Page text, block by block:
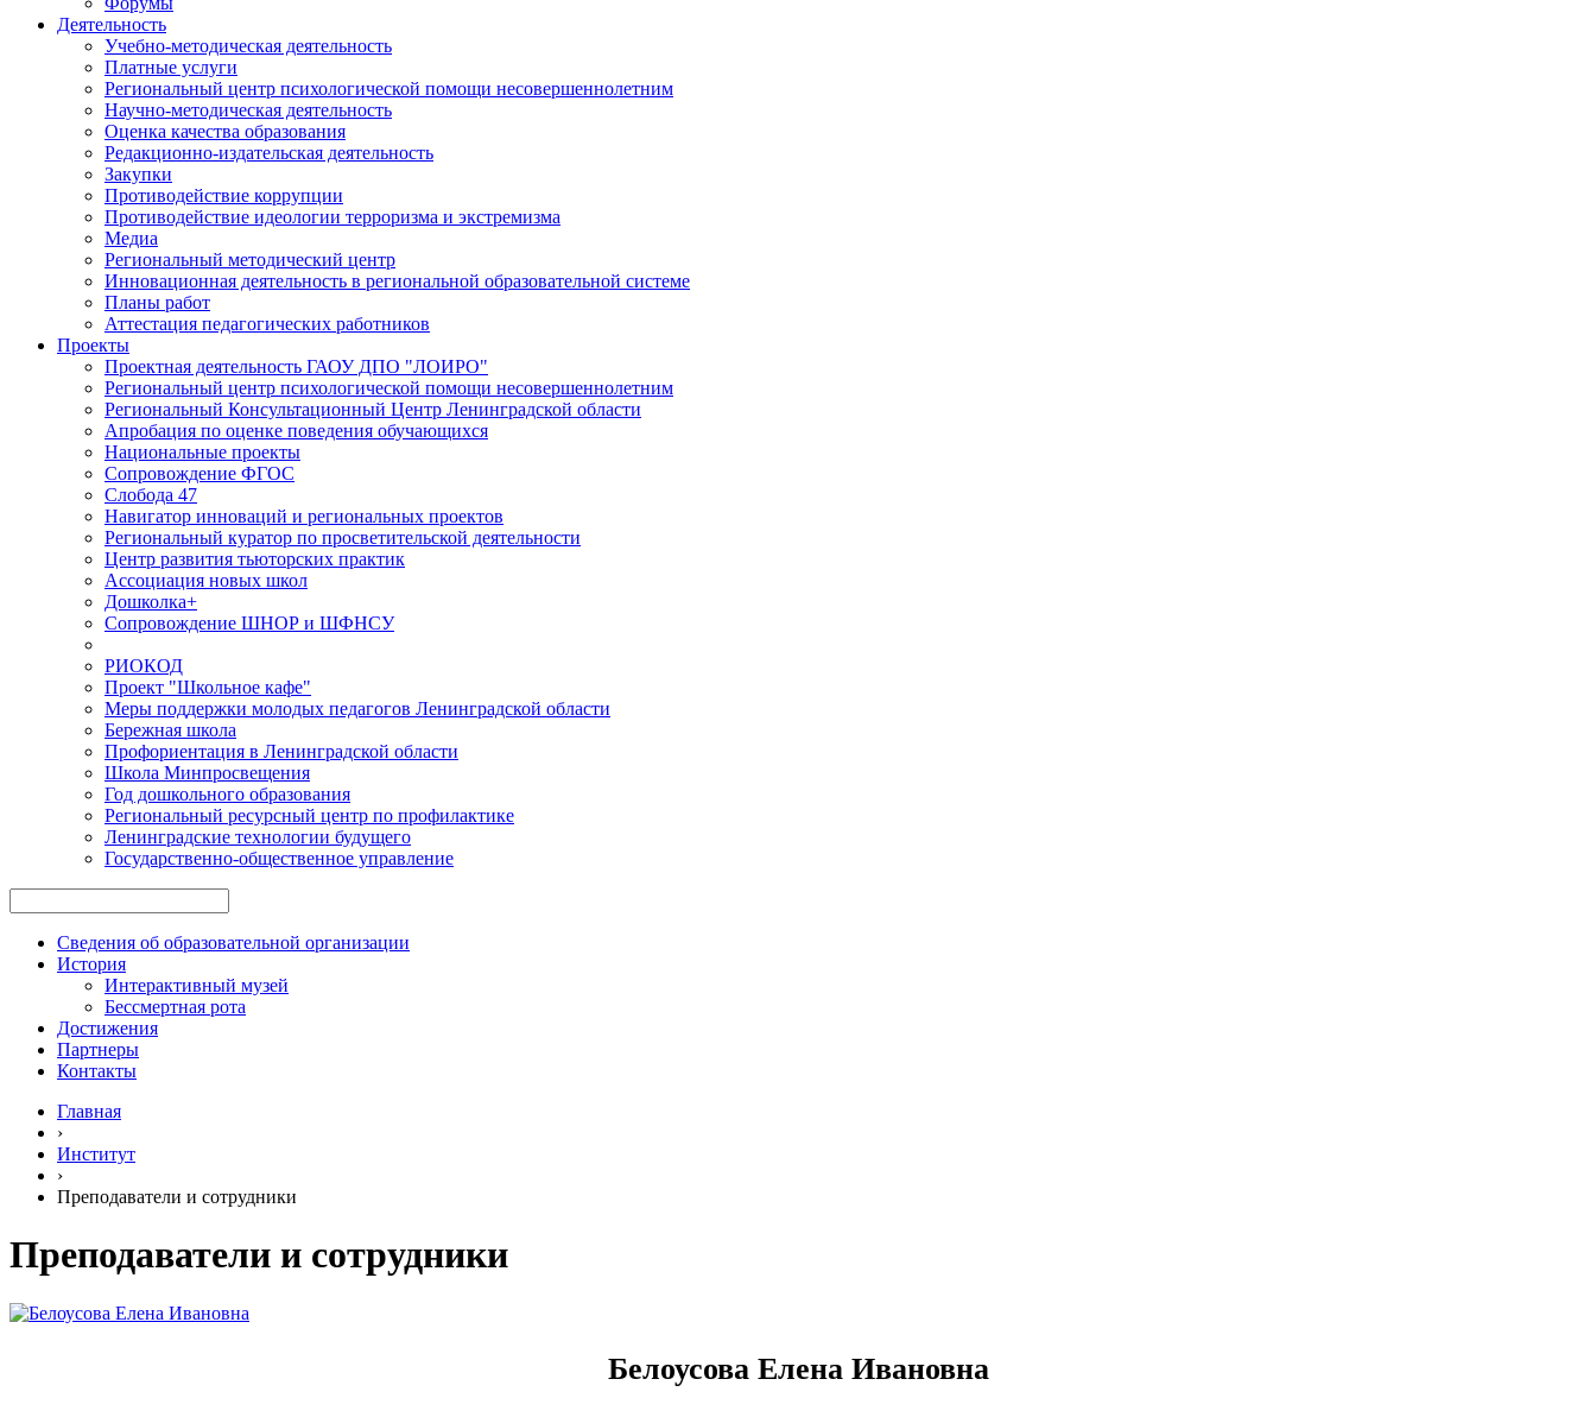
Деятельность
Учебно-методическая деятельность
Платные услуги
Региональный центр психологической помощи несовершеннолетним
Научно-методическая деятельность
Оценка качества образования
Редакционно-издательская деятельность
Закупки
Противодействие коррупции
Противодействие идеологии терроризма и экстремизма
Медиа
Региональный методический центр
Инновационная деятельность в региональной образовательной системе
Планы работ
Аттестация педагогических работников
Проекты
Проектная деятельность ГАОУ ДПО "ЛОИРО"
Региональный центр психологической помощи несовершеннолетним
Региональный Консультационный Центр Ленинградской области
Апробация по оценке поведения обучающихся
Национальные проекты
Сопровождение ФГОС
Слобода 47
Навигатор инноваций и региональных проектов
Региональный куратор по просветительской деятельности
Центр развития тьюторских практик
Ассоциация новых школ
Дошколка+
Сопровождение ШНОР и ШФНСУ
РИОКОД
Проект "Школьное кафе"
Меры поддержки молодых педагогов Ленинградской области
Бережная школа
Профориентация в Ленинградской области
Школа Минпросвещения
Год дошкольного образования
Региональный ресурсный центр по профилактике
Ленинградские технологии будущего
Государственно-общественное управление
Сведения об образовательной организации
История
Интерактивный музей
Бессмертная рота
Достижения
Партнеры
Контакты
Главная
›
Институт
›
Преподаватели и сотрудники
Преподаватели и сотрудники
Белоусова Елена Ивановна